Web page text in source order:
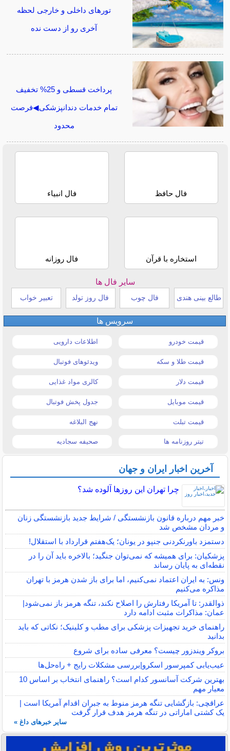
تورهای داخلی و خارجی لحظه
آخری رو از دست نده
پرداخت قسطی و 25% تخفیف
تمام خدمات دندانپزشکی◀فرصت
محدود
فال حافظ فال انبیاء
استخاره با قرآن فال روزانه
سایر فال ها
طالع بینی هندی فال چوب فال روز تولد تعبیر خواب
سرویس ها
قیمت خودرو اطلاعات دارویی
قیمت طلا و سکه ویدئوهای فوتبال
قیمت دلار کالری مواد غذایی
قیمت موبایل جدول پخش فوتبال
قیمت تبلت نهج البلاغه
تیتر روزنامه ها صحیفه سجادیه
آخرین اخبار ایران و جهان
چرا تهران این روزها آلوده شد؟
خبر مهم درباره قانون بازنشستگی / شرایط جدید بازنشستگی زنان
و مردان مشخص شد
دستمزد باورنکردنی جنپو در یونان؛ یک‌هفتم قرارداد با استقلال!
پزشکیان: برای همیشه که نمی‌توان جنگید؛ بالاخره باید آن را در
نقطه‌ای به پایان رساند
ونس: به ایران اعتماد نمی‌کنیم، اما برای باز شدن هرمز با تهران
مذاکره می‌کنیم
ذوالقدر: تا آمریکا رفتارش را اصلاح نکند، تنگه هرمز باز نمی‌شود|
عمان: مذاکرات مثبت ادامه دارد
راهنمای خرید تجهیزات پزشکی برای مطب و کلینیک؛ نکاتی که باید
بدانید
بروکر ویندزور چیست؟ معرفی ساده برای شروع
عیب‌یابی کمپرسور اسکرو|بررسی مشکلات رایج + راه‌حل‌ها
بهترین شرکت آسانسور کدام است؟ راهنمای انتخاب بر اساس 10
معیار مهم
عراقچی: بازگشایی تنگه هرمز منوط به جبران اقدام آمریکا است |
یک کشتی اماراتی در تنگه هرمز هدف قرار گرفت
سایر خبرهای داغ »